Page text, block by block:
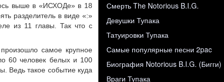
выше в «ИСХОДе» в 18
разделитель в виде «:»
из 11 главы. Так что с
самое крупное
60 человек белых и 100
Ведь такое событие куда
Смерть The Notorious B.I.G.
Девушки Тупака
Татуировки Тупака
Самые популярные песни 2pac
Биография Notorious B.I.G. (Бигги)
Враги Тупака